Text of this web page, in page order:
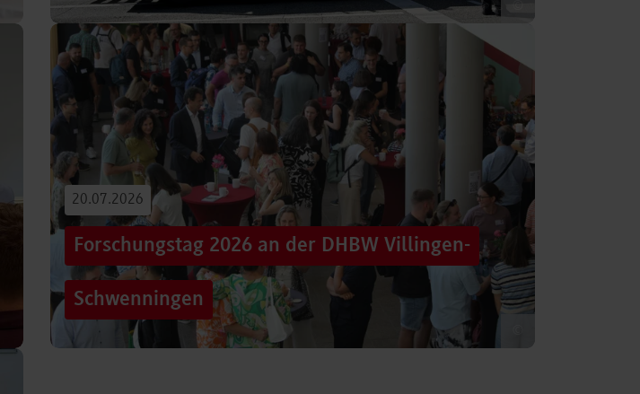
Hunderttausende Menschen säumten am Samstag die Straßen der
Stuttgarter Innenstadt. Mitten im farbenfrohen Zug: ein eigener DHBW-
Truck, eine große…
Beitrag lesen
20.07.2026
Forschungstag 2026 an der DHBW Villingen-
Schwenningen
Grenzen überschreiten – und dennoch eine Verbindung schaffen, mit